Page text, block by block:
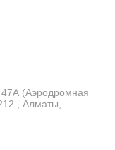
47А (Аэродромная
, Алматы,